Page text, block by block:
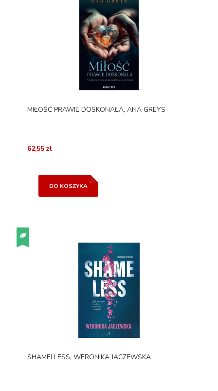
MIŁOŚĆ PRAWIE DOSKONAŁA, ANA GREYS
62,55 zł
DO KOSZYKA
SHAMELLESS, WERONIKA JACZEWSKA